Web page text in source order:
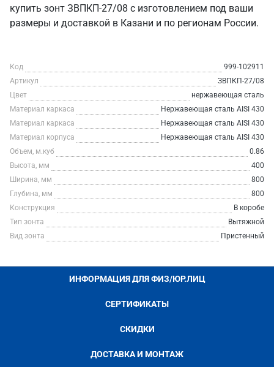
купить зонт ЗВПКП-27/08 с изготовлением под ваши
размеры и доставкой в Казани и по регионам России.
Код
999-102911
Артикул
ЗВПКП-27/08
Цвет
нержавеющая сталь
Материал каркаса
Нержавеющая сталь AISI 430
Материал каркаса
Нержавеющая сталь AISI 430
Материал корпуса
Нержавеющая сталь AISI 430
Объем, м.куб
0.86
Высота, мм
400
Ширина, мм
800
Глубина, мм
800
Конструкция
В коробе
Тип зонта
Вытяжной
Вид зонта
Пристенный
ИНФОРМАЦИЯ ДЛЯ ФИЗ/ЮР.ЛИЦ
СЕРТИФИКАТЫ
СКИДКИ
ДОСТАВКА И МОНТАЖ